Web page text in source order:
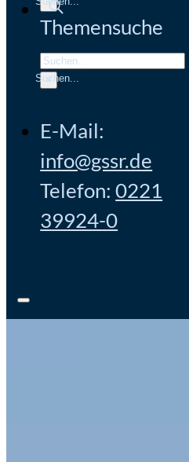
Themensuche
Search
×
E-Mail:
info@gssr.de
Telefon:0221
39924-0